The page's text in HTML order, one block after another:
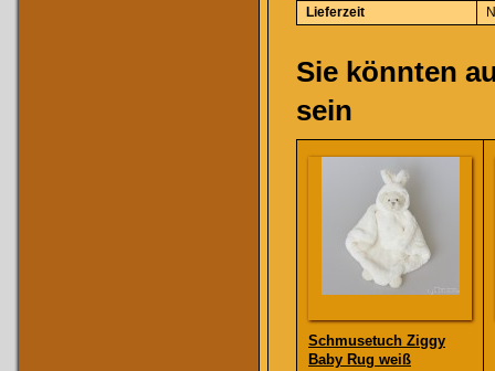
Lieferzeit
Sie könnten
sein
Schmusetuch Ziggy
Baby Rug weiß